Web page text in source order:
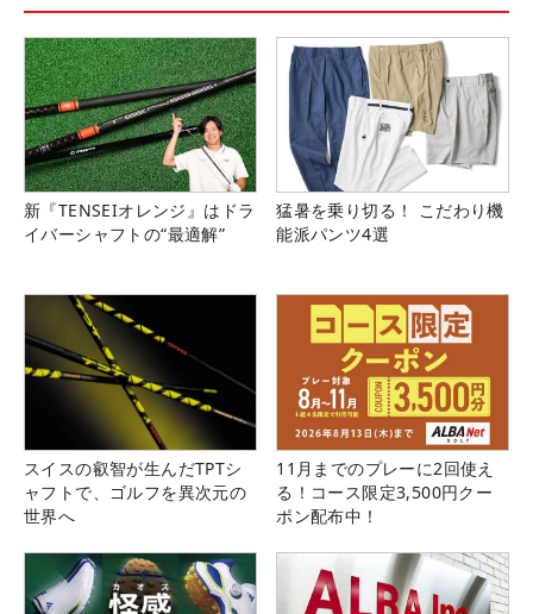
新『TENSEIオレンジ』はドラ
イバーシャフトの“最適解”
猛暑を乗り切る！ こだわり機
能派パンツ4選
スイスの叡智が生んだTPTシ
ャフトで、ゴルフを異次元の
世界へ
11月までのプレーに2回使え
る！コース限定3,500円クー
ポン配布中！